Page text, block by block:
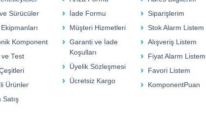
Sürücüler
Komponent
Test
Ürünler
Satış
İade Formu
Müşteri Hizmetleri
Garanti ve İade
Koşulları
Üyelik Sözleşmesi
Ücretsiz Kargo
Siparişlerim
Stok Alarm Listem
Alışveriş Listem
Fiyat Alarm Listem
Favori Listem
KomponentPuan